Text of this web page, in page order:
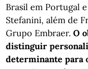
Brasil em Portugal
Stefanini, além de
Grupo Embraer. O
distinguir
determinante para